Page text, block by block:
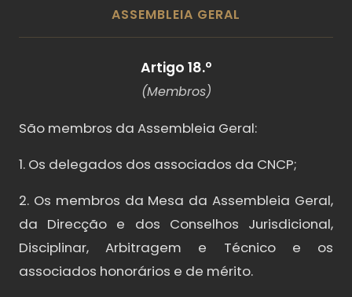
ASSEMBLEIA GERAL
Artigo 18.º
(Membros)
São membros da Assembleia Geral:
1. Os delegados dos associados da CNCP;
2. Os membros da Mesa da Assembleia Geral,
da Direcção e dos Conselhos Jurisdicional,
Disciplinar, Arbitragem e Técnico e os
associados honorários e de mérito.